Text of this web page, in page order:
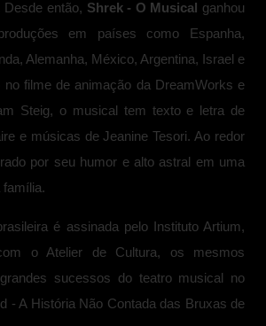
Desde então, Shrek - O Musical
ganhou
em países como Espanha,
Alemanha, México, Argentina, Israel e
no filme de animação da DreamWorks e
Steig, o musical tem texto e letra de
e músicas de Jeanine Tesori. Ao redor
por seu humor e alto astral em uma
família.
é assinada pelo Instituto Artium,
o Atelier de Cultura, os mesmos
sucessos do teatro musical no
- A História Não Contada das Bruxas de